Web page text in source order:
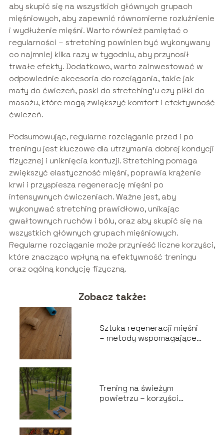
aby skupić się na wszystkich głównych grupach
mięśniowych, aby zapewnić równomierne rozluźnienie
i wydłużenie mięśni. Warto również pamiętać o
regularności – stretching powinien być wykonywany
co najmniej kilka razy w tygodniu, aby przynosił
trwałe efekty. Dodatkowo, warto zainwestować w
odpowiednie akcesoria do rozciągania, takie jak
maty do ćwiczeń, paski do stretching’u czy piłki do
masażu, które mogą zwiększyć komfort i efektywność
ćwiczeń.
Podsumowując, regularne rozciąganie przed i po
treningu jest kluczowe dla utrzymania dobrej kondycji
fizycznej i uniknięcia kontuzji. Stretching pomaga
zwiększyć elastyczność mięśni, poprawia krążenie
krwi i przyspiesza regenerację mięśni po
intensywnych ćwiczeniach. Ważne jest, aby
wykonywać stretching prawidłowo, unikając
gwałtownych ruchów i bólu, oraz aby skupić się na
wszystkich głównych grupach mięśniowych.
Regularne rozciąganie może przynieść liczne korzyści,
które znacząco wpłyną na efektywność treningu
oraz ogólną kondycję fizyczną.
Zobacz także:
Sztuka regeneracji mięśni
– metody wspomagające
Trening na świeżym
powietrzu – korzyści